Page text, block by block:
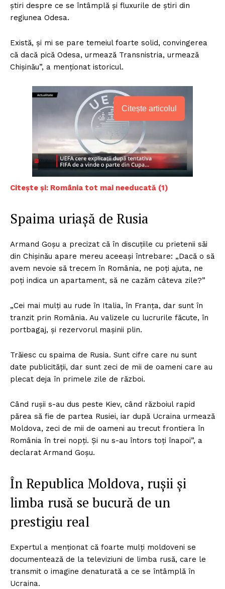
știri despre ce se întâmplă și fluxurile de știri din
regiunea Odesa.
Există, și mi se pare temeiul foarte solid, convingerea
că dacă pică Odesa, urmează Transnistria, urmează
Chișinău”, a menționat istoricul.
Citește articolul
Citește și: România tot mai needucată (1)
Spaima uriașă de Rusia
Armand Goșu a precizat că în discuțiile cu prietenii săi
din Chișinău apare mereu aceeași întrebare: „Dacă o să
avem nevoie să trecem în România, ne poți ajuta, ne
poți indica un apartament, să ne cazăm câteva zile?”
„Cei mai mulți au rude în Italia, în Franța, dar sunt în
tranzit prin România. Au valizele cu lucrurile făcute, în
portbagaj, și rezervorul mașinii plin.
Trăiesc cu spaima de Rusia. Sunt cifre care nu sunt
date publicității, dar sunt zeci de mii de oameni care au
plecat deja în primele zile de război.
Când rușii s-au dus peste Kiev, când războiul rapid
părea să fie de partea Rusiei, iar după Ucraina urmează
Moldova, zeci de mii de oameni au trecut frontiera în
România în trei nopți. Și nu s-au întors toți înapoi”, a
declarat Armand Goșu.
În Republica Moldova, rușii și
limba rusă se bucură de un
prestigiu real
Expertul a menționat că foarte mulți moldoveni se
documentează de la televiziuni de limba rusă, care le
transmit o imagine denaturată a ce se întâmplă în
Ucraina.